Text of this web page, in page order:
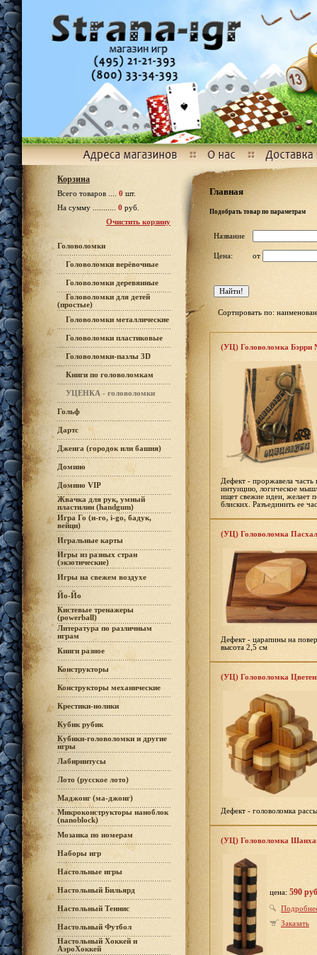
Корзина
Всего товаров .... 0 шт.
На сумму ........... 0 руб.
Очистить корзину
Головоломки
Головоломки верёвочные
Головоломки деревянные
Головоломки для детей
(простые)
Головоломки металлические
Головоломки пластиковые
Головоломки-пазлы 3D
Книги по головоломкам
УЦЕНКА - головоломки
Гольф
Дартс
Дженга (городок или башня)
Домино
Домино VIP
Жвачка для рук, умный
пластилин (handgum)
Игра Го (и-го, i-go, бадук,
вейци)
Игральные карты
Игры из разных стран
(экзотические)
Игры на свежем воздухе
Йо-Йо
Кистевые тренажеры
(powerball)
Литература по различным
играм
Книги разное
Конструкторы
Конструкторы механические
Крестики-нолики
Кубик рубик
Кубики-головоломки и другие
игры
Лабиринтусы
Лото (русское лото)
Маджонг (ма-джонг)
Микроконструкторы наноблок
(nanoblock)
Мозаика по номерам
Наборы игр
Настольные игры
Настольный Бильярд
Настольный Теннис
Настольный Футбол
Настольный Хоккей и
АэроХоккей
Главная
Подобрать товар по параметрам
Название
Цена: от
Сортировать по:
(УЦ) Головоломка Бэрри
Дефект - проржавела часть
интуицию, логическое
ищет свежие идеи, желает
блиских. Разъединить ее
(УЦ) Головоломка
Дефект - царапины на
высота 2,5 см
(УЦ) Головоломка
Дефект - головоломка
(УЦ) Головоломка
цена: 590
Заказать